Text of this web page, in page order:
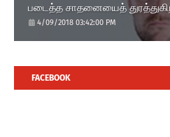
படைத்த சாதனையைத்
4/09/2018 03:42:00 PM
FACEBOOK